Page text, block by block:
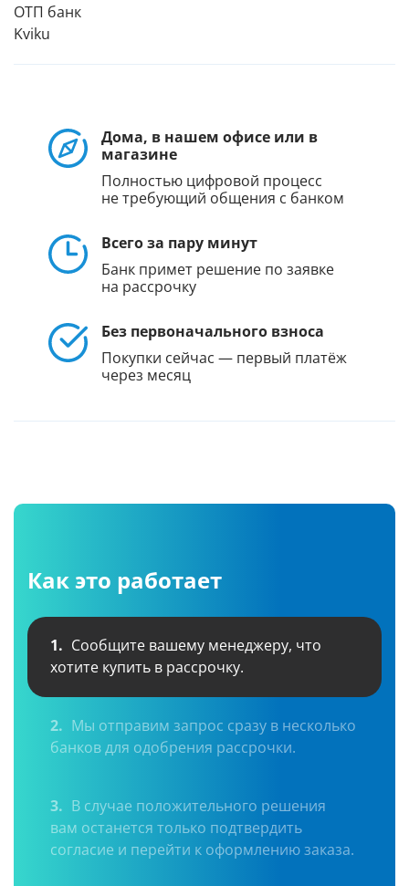
ОТП банк
Kviku
Дома, в нашем офисе или в
магазине
Полностью цифровой процесс
не требующий общения с банком
Всего за пару минут
Банк примет решение по заявке
на рассрочку
Без первоначального взноса
Покупки сейчас — первый платёж
через месяц
Как это работает
1. Сообщите вашему менеджеру, что
хотите купить в рассрочку.
2. Мы отправим запрос сразу в несколько
банков для одобрения рассрочки.
3. В случае положительного решения
вам останется только подтвердить
согласие и перейти к оформлению заказа.